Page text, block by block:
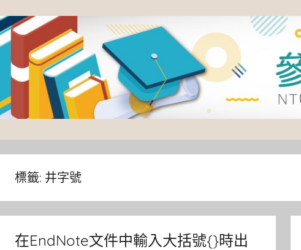
to
content
灣
圖
標籤: 井字號
在EndNote文件中輸入大括號{}時出